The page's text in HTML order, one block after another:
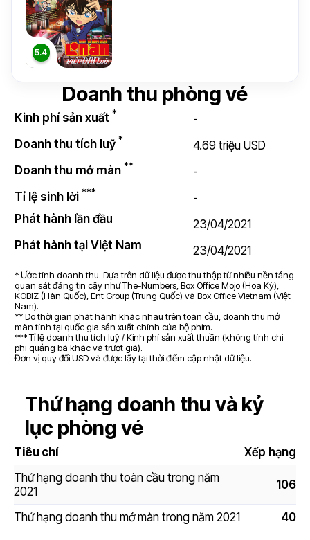
Doanh thu phòng vé
Kinh phí sản xuất *
-
Doanh thu tích luỹ *
4.69 triệu USD
Doanh thu mở màn **
-
Tỉ lệ sinh lời ***
-
Phát hành lần đầu
23/04/2021
Phát hành tại Việt Nam
23/04/2021
* Ước tính doanh thu. Dựa trên dữ liệu được thu thập từ nhiều nền tảng
quan sát đáng tin cậy như The-Numbers, Box Office Mojo (Hoa Kỳ),
KOBIZ (Hàn Quốc), Ent Group (Trung Quốc) và Box Office Vietnam (Việt
Nam).
** Do thời gian phát hành khác nhau trên toàn cầu, doanh thu mở
màn tính tại quốc gia sản xuất chính của bộ phim.
*** Tỉ lệ doanh thu tích luỹ / Kinh phí sản xuất thuần (không tính chi
phí quảng bá khác và trượt giá).
Đơn vị quy đổi USD và được lấy tại thời điểm cập nhật dữ liệu.
Thứ hạng doanh thu và kỷ
lục phòng vé
Tiêu chí
Xếp hạng
Thứ hạng doanh thu toàn cầu trong năm
2021
106
Thứ hạng doanh thu mở màn trong năm 2021 40
5.4